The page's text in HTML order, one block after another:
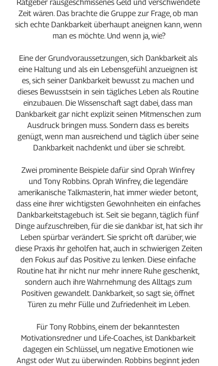
Ratgeber rausgeschmissenes Geld und verschwendete
Zeit wären. Das brachte die Gruppe zur Frage, ob man
sich echte Dankbarkeit überhaupt aneignen kann, wenn
man es möchte. Und wenn ja, wie?
Eine der Grundvoraussetzungen, sich Dankbarkeit als
eine Haltung und als ein Lebensgefühl anzueignen ist
es, sich seiner Dankbarkeit bewusst zu machen und
dieses Bewusstsein in sein tägliches Leben als Routine
einzubauen. Die Wissenschaft sagt dabei, dass man
Dankbarkeit gar nicht explizit seinen Mitmenschen zum
Ausdruck bringen muss. Sondern dass es bereits
genügt, wenn man ausreichend und täglich über seine
Dankbarkeit nachdenkt und über sie schreibt.
Zwei prominente Beispiele dafür sind Oprah Winfrey
und Tony Robbins. Oprah Winfrey, die legendäre
amerikanische Talkmasterin, hat immer wieder betont,
dass eine ihrer wichtigsten Gewohnheiten ein einfaches
Dankbarkeitstagebuch ist. Seit sie begann, täglich fünf
Dinge aufzuschreiben, für die sie dankbar ist, hat sich ihr
Leben spürbar verändert. Sie spricht oft darüber, wie
diese Praxis ihr geholfen hat, auch in schwierigen Zeiten
den Fokus auf das Positive zu lenken. Diese einfache
Routine hat ihr nicht nur mehr innere Ruhe geschenkt,
sondern auch ihre Wahrnehmung des Alltags zum
Positiven gewandelt. Dankbarkeit, so sagt sie, öffnet
Türen zu mehr Fülle und Zufriedenheit im Leben.
Für Tony Robbins, einem der bekanntesten
Motivationsredner und Life-Coaches, ist Dankbarkeit
dagegen ein Schlüssel, um negative Emotionen wie
Angst oder Wut zu überwinden. Robbins beginnt jeden